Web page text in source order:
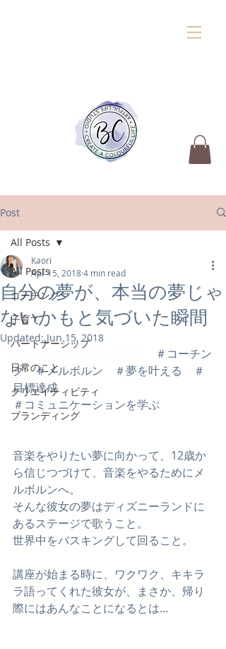
Post
All Posts
コーチング
子育て
パートナーシップ
日常のこと
クリエイティビティ
ブランディング
All Posts
自分の夢が、本当の夢じゃ
ないかもと気づいた瞬間
Kaori
Apr 15, 20184 min read
Updated:Jun 15, 2018
#トラストコーチング講座
＃コーチン
グ　＃メルボルン　＃夢を叶える　＃
目標達成
＃コミュニケーションを学ぶ
音楽をやりたい夢に向かって、12歳か
ら信じつづけて、音楽をやるためにメ
ルボルンへ。
そんな彼女の夢はディズニーランドに
あるステージで歌うこと。
世界中をバスキングして回ること。
講座が始まる時に、ワクワク、キキラ
ラ語ってくれた彼女が、まさか、帰り
際にはあんなことになるとは…